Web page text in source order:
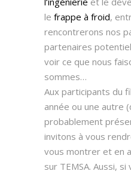
le frappe à froid,
rencontrerons nos
partenaires
voir ce que nous
sommes…
Aux participants du
année ou une autre
probablement
invitons à vous
vous montrer et en
sur TEMSA. Aussi,